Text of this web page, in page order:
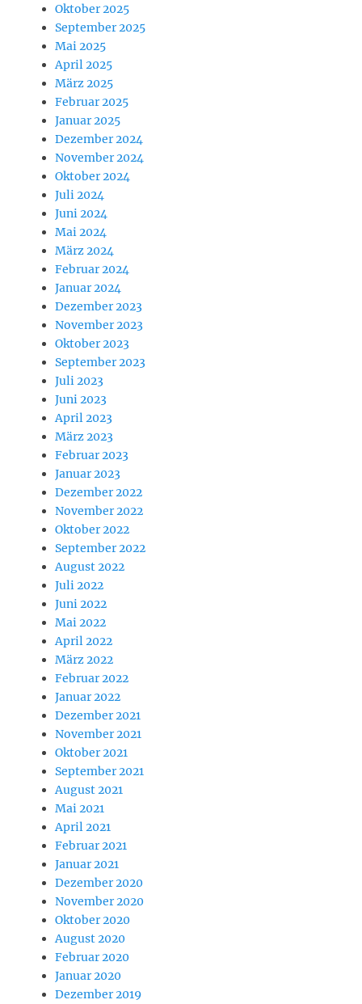
Oktober 2025
September 2025
Mai 2025
April 2025
März 2025
Februar 2025
Januar 2025
Dezember 2024
November 2024
Oktober 2024
Juli 2024
Juni 2024
Mai 2024
März 2024
Februar 2024
Januar 2024
Dezember 2023
November 2023
Oktober 2023
September 2023
Juli 2023
Juni 2023
April 2023
März 2023
Februar 2023
Januar 2023
Dezember 2022
November 2022
Oktober 2022
September 2022
August 2022
Juli 2022
Juni 2022
Mai 2022
April 2022
März 2022
Februar 2022
Januar 2022
Dezember 2021
November 2021
Oktober 2021
September 2021
August 2021
Mai 2021
April 2021
Februar 2021
Januar 2021
Dezember 2020
November 2020
Oktober 2020
August 2020
Februar 2020
Januar 2020
Dezember 2019